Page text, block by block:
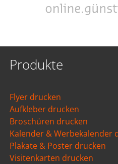
Produkte
Flyer drucken
Aufkleber drucken
Broschüren drucken
Kalender & Werbekalender
Plakate & Poster drucken
Visitenkarten drucken